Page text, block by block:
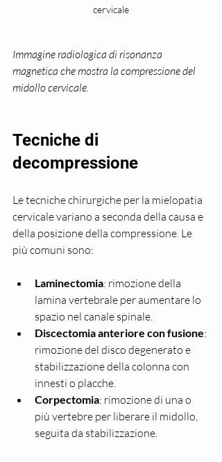
cervicale
Immagine radiologica di risonanza
magnetica che mostra la compressione del
midollo cervicale.
Tecniche di
decompressione
Le tecniche chirurgiche per la mielopatia
cervicale variano a seconda della causa e
della posizione della compressione. Le
più comuni sono:
Laminectomia: rimozione della
lamina vertebrale per aumentare lo
spazio nel canale spinale.
Discectomia anteriore con fusione:
rimozione del disco degenerato e
stabilizzazione della colonna con
innesti o placche.
Corpectomia: rimozione di una o
più vertebre per liberare il midollo,
seguita da stabilizzazione.